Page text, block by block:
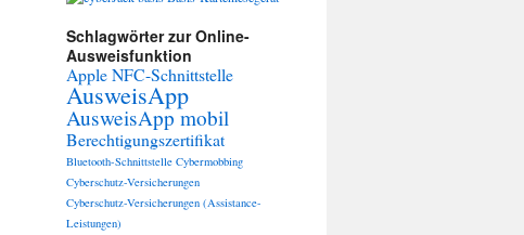
Schlagwörter zur Online-
Ausweisfunktion
Apple NFC-Schnittstelle
AusweisApp
AusweisApp mobil
Berechtigungszertifikat
Bluetooth-Schnittstelle Cybermobbing
Cyberschutz-Versicherungen
Cyberschutz-Versicherungen (Assistance-
Leistungen)